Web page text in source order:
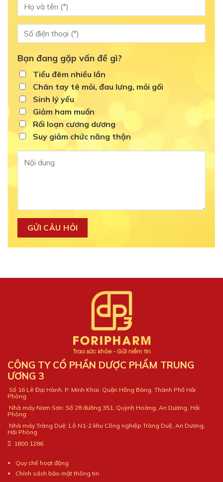
Bạn đang gặp vấn đề gì?
Tiểu đêm nhiều lần
Chân tay tê mỏi, đau lưng, mỏi gối
Sinh lý yếu
Giảm ham muốn
Rối loạn cương dương
Suy giảm chức năng thận
CÔNG TY CỔ PHẦN DƯỢC PHẨM TRUNG
ƯƠNG 3
Số 16 Lê Đại Hành, P. Minh Khai, Quận Hồng Bàng, Thành Phố Hải
Phòng
Nhà máy Nam Sơn: Số 28 đường 351, Quỳnh Hoàng, An Dương, Hải
Phòng
Nhà máy Tràng Duệ: Lô N1-2 khu Công nghiệp Tràng Duệ, An Dương,
Hải Phòng
1800 1286
Quy chế hoạt động
Chính sách bảo mật thông tin